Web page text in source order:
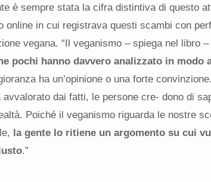
è sempre stata la cifra distintiva di questo
online in cui registrava questi scambi con
vegana. “Il veganismo – spiega nel libro –
pochi hanno davvero analizzato in modo
ha un’opinione o una forte
avvalorato dai fatti, le persone cre- dono di
Poiché il veganismo riguarda le nostre
la gente lo ritiene un argomento su cui
.”